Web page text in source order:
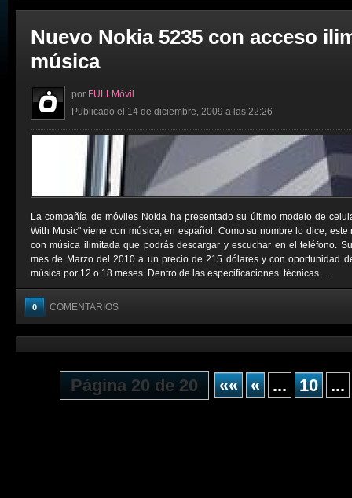
Nuevo Nokia 5235 con acceso
música
por FULLMóvil
Publicado el 14 de diciembre, 2009 a las 22:26
La compañía de móviles Nokia ha presentado su último modelo de
With Music" viene con música, en español. Como su nombre lo dice,
con música ilimitada que podrás descargar y escuchar en el teléfono.
mes de Marzo del 2010 a un precio de 215 dólares y con oportunidad
música por 12 o 18 meses. Dentro de las especificaciones técnicas ...
0 COMENTARIOS
Página 20 de 20 «« « ... 10 ...